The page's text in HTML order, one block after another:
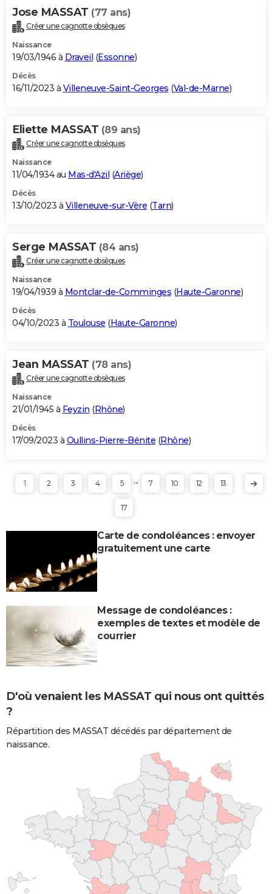
Jose MASSAT (77 ans)
Créer une cagnotte obsèques
Naissance
19/03/1946 à Draveil (Essonne)
Décès
16/11/2023 à Villeneuve-Saint-Georges (Val-de-Marne)
Eliette MASSAT (89 ans)
Créer une cagnotte obsèques
Naissance
11/04/1934 au Mas-d'Azil (Ariège)
Décès
13/10/2023 à Villeneuve-sur-Vère (Tarn)
Serge MASSAT (84 ans)
Créer une cagnotte obsèques
Naissance
19/04/1939 à Montclar-de-Comminges (Haute-Garonne)
Décès
04/10/2023 à Toulouse (Haute-Garonne)
Jean MASSAT (78 ans)
Créer une cagnotte obsèques
Naissance
21/01/1945 à Feyzin (Rhône)
Décès
17/09/2023 à Oullins-Pierre-Bénite (Rhône)
1 2 3 4 5 ... 7 10 12 13
17
Carte de condoléances : envoyer
gratuitement une carte
Message de condoléances :
exemples de textes et modèle de
courrier
D'où venaient les MASSAT qui nous ont quittés
?
Répartition des MASSAT décédés par département de
naissance.